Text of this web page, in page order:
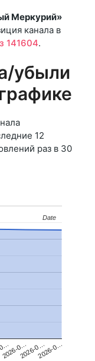
Меркурий»
канала в
141604.
убыли
12
раз в 30
2026-0…2026-0…2026-0…
Date
Date